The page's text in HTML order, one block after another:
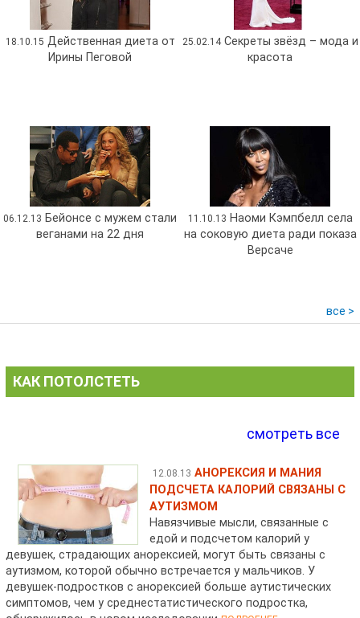
18.10.15 Действенная диета от
Ирины Пеговой
25.02.14Секреты звёзд – мода и
красота
06.12.13 Бейонсе с мужем стали
веганами на 22 дня
11.10.13 Наоми Кэмпбелл села
на соковую диета ради показа
Версаче
все >
КАК ПОТОЛСТЕТЬ
смотреть все
12.08.13 АНОРЕКСИЯ И МАНИЯ
ПОДСЧЕТА КАЛОРИЙ СВЯЗАНЫ С
АУТИЗМОМ
Навязчивые мысли, связанные с
едой и подсчетом калорий у
девушек, страдающих анорексией, могут быть связаны с
аутизмом, которой обычно встречается у мальчиков. У
девушек-подростков с анорексией больше аутистических
симптомов, чем у среднестатистического подростка,